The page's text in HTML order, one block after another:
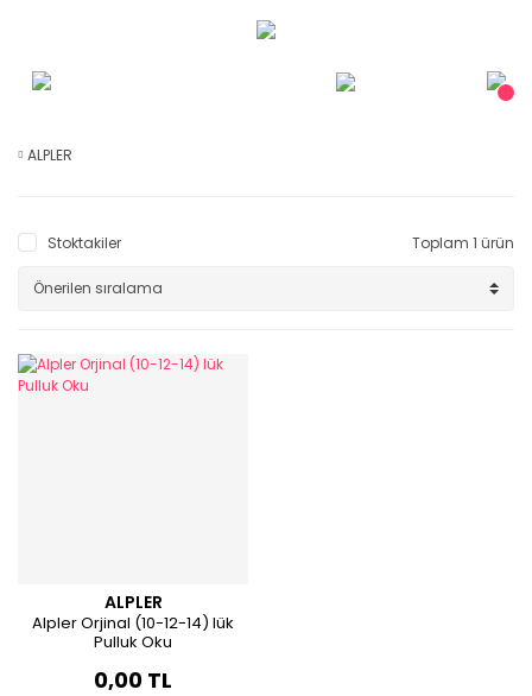
ALPLER
Stoktakiler Toplam 1 ürün
ALPLER
Alpler Orjinal (10-12-14) lük
Pulluk Oku
0,00 TL